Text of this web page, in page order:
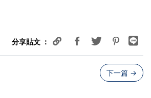
分享貼文 ：
下一篇 →